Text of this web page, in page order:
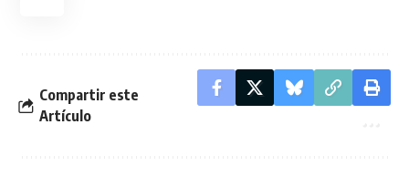
Compartir este
Artículo